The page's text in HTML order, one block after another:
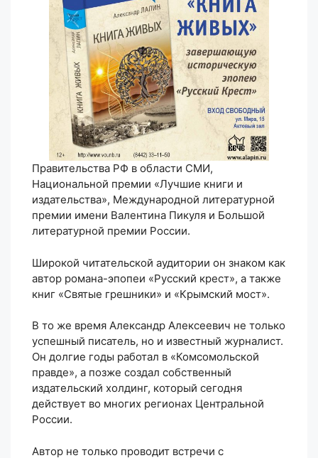
Правительства РФ в области СМИ,
Национальной премии «Лучшие книги и
издательства», Международной литературной
премии имени Валентина Пикуля и Большой
литературной премии России.
Широкой читательской аудитории он знаком как
автор романа-эпопеи «Русский крест», а также
книг «Святые грешники» и «Крымский мост».
В то же время Александр Алексеевич не только
успешный писатель, но и известный журналист.
Он долгие годы работал в «Комсомольской
правде», а позже создал собственный
издательский холдинг, который сегодня
действует во многих регионах Центральной
России.
Автор не только проводит встречи с